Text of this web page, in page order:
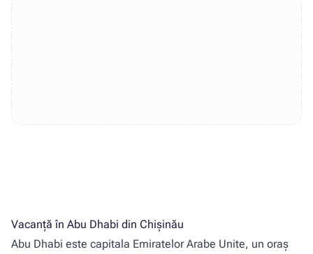
Vacanță în Abu Dhabi din Chișinău
Abu Dhabi este capitala Emiratelor Arabe Unite, un oraș